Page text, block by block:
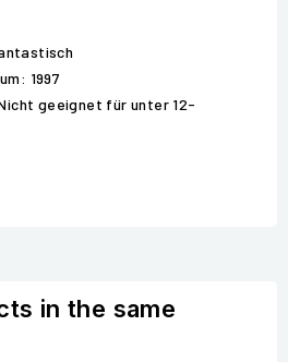
1997
geeignet für unter 12-
in the same